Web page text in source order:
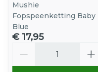
Mushie
Fopspeenketting Baby
Blue
€ 17,95